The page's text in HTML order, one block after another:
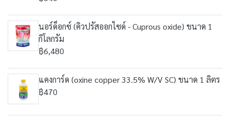
นอร์ด็อกซ์ (คิวปรัสออกไซด์ - Cuprous oxide) ขนาด 1
กิโลกรัม
฿6,480
แคงการ์ด (oxine copper 33.5% W/V SC) ขนาด 1 ลิตร
฿470